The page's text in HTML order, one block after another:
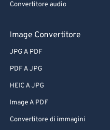
Convertitore audio
Image Convertitore
JPG A PDF
PDF A JPG
HEIC A JPG
Image A PDF
Convertitore di immagini